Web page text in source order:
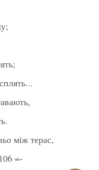
між терас,
=-